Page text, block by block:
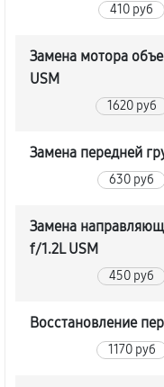
410 руб
Замена мотора
USM
1620 руб
Замена передней
630 руб
Замена
f/1.2L USM
450 руб
Восстановление
1170 руб